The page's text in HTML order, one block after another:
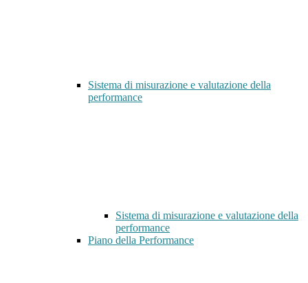
Sistema di misurazione e valutazione della
performance
Sistema di misurazione e valutazione della
performance
Piano della Performance